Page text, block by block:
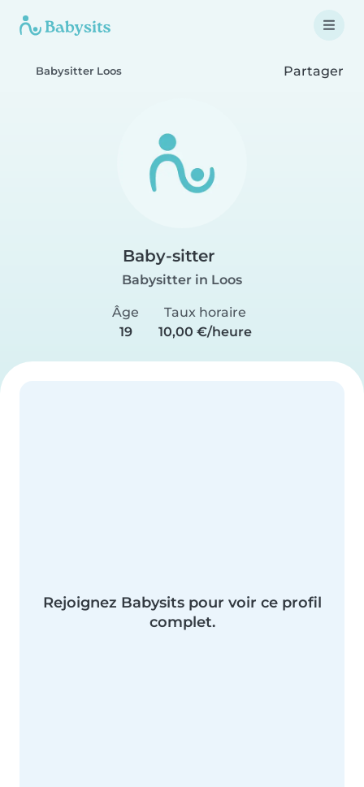
Babysitter Loos Partager
Baby-sitter
Babysitter in Loos
Âge
19
Taux horaire
10,00 €/heure
Rejoignez Babysits pour voir ce profil
complet.